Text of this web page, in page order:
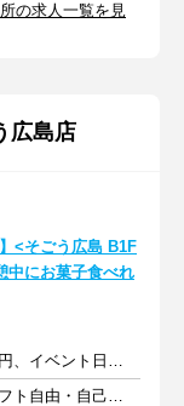
の求人一覧を見
広島店
<そごう広島 B1F
中にお菓子食べれ
時給1150円～（土日祝＋50円、イベント日＋100円）＋交通費支給
週1日以上 1日4時間以上 シフト自由・自己申告